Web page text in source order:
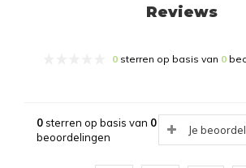
Reviews
0 sterren op basis van 0
0sterren op basis van 0
beoordelingen
Je